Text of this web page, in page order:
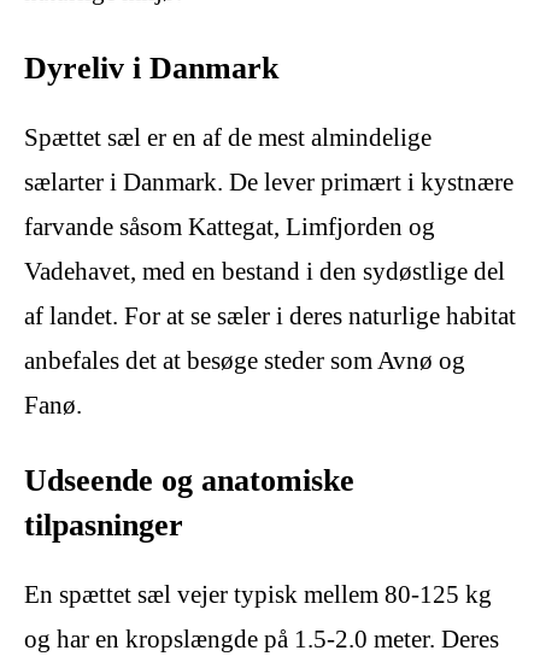
Dyreliv i Danmark
Spættet sæl er en af de mest almindelige
sælarter i Danmark. De lever primært i kystnære
farvande såsom Kattegat, Limfjorden og
Vadehavet, med en bestand i den sydøstlige del
af landet. For at se sæler i deres naturlige habitat
anbefales det at besøge steder som Avnø og
Fanø.
Udseende og anatomiske
tilpasninger
En spættet sæl vejer typisk mellem 80-125 kg
og har en kropslængde på 1.5-2.0 meter. Deres